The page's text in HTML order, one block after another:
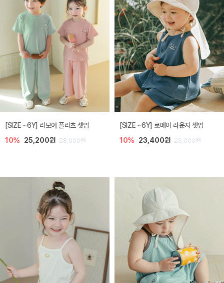
[SIZE ~6Y] 리모어 플리츠 셋업
10% 25,200원 28,000원
[SIZE ~6Y] 로메이 라운지 셋업
10% 23,400원 26,000원